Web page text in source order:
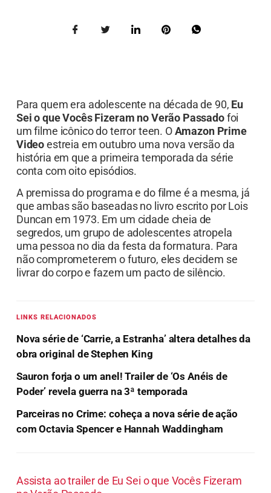
Para quem era adolescente na década de 90, Eu
Sei o que Vocês Fizeram no Verão Passadofoi
um filme icônico do terror teen. OAmazon Prime
Videoestreia em outubro uma nova versão da
história em que a primeira temporada da série
conta com oito episódios.
A premissa do programa e do filme é a mesma, já
que ambas são baseadas no livro escrito por Lois
Duncan em 1973. Em um cidade cheia de
segredos, um grupo de adolescentes atropela
uma pessoa no dia da festa da formatura. Para
não comprometerem o futuro, eles decidem se
livrar do corpo e fazem um pacto de silêncio.
LINKS RELACIONADOS
Nova série de ‘Carrie, a Estranha’ altera detalhes da
obra original de Stephen King
Sauron forja o um anel! Trailer de ‘Os Anéis de
Poder’ revela guerra na 3ª temporada
Parceiras no Crime: coheça a nova série de ação
com Octavia Spencer e Hannah Waddingham
Assista ao trailer de Eu Sei o que Vocês Fizeram